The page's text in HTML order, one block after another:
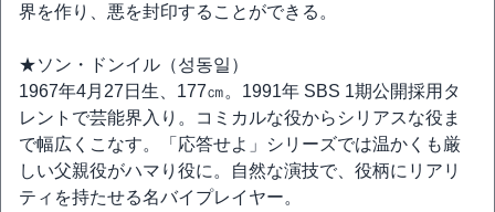
界を作り、悪を封印することができる。
★ソン・ドンイル（성동일）
1967年4月27日生、177㎝。1991年 SBS 1期公開採用タ
レントで芸能界入り。コミカルな役からシリアスな役ま
で幅広くこなす。「応答せよ」シリーズでは温かくも厳
しい父親役がハマり役に。自然な演技で、役柄にリアリ
ティを持たせる名バイプレイヤー。